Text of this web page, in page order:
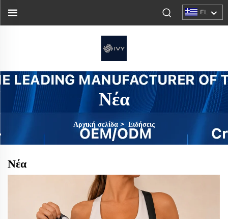
EL
Νέα
Αρχική σελίδα > Ειδήσεις
Νέα